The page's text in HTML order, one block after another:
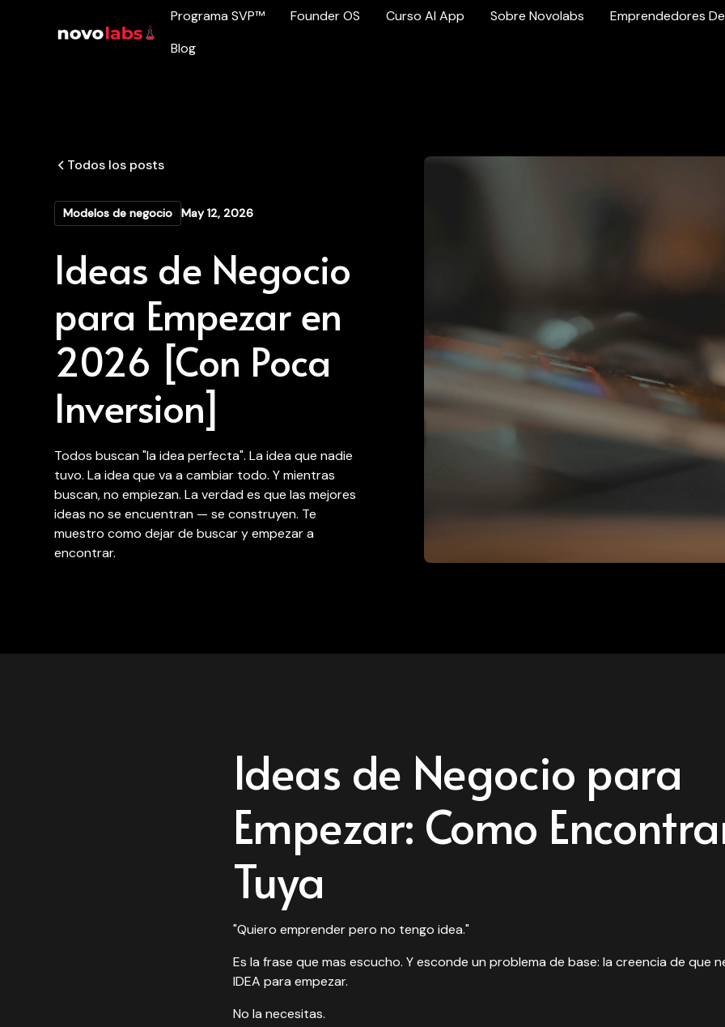
Programa SVP™ Founder OS Curso AI App Sobre Novolabs
Emprendedores
Blog
Todos los posts
Modelos de negocio May 12, 2026
Ideas de Negocio
para Empezar en
2026 [Con Poca
Inversion]
Todos buscan "la idea perfecta". La idea que nadie
tuvo. La idea que va a cambiar todo. Y mientras
buscan, no empiezan. La verdad es que las mejores
ideas no se encuentran — se construyen. Te
muestro como dejar de buscar y empezar a
encontrar.
Ideas de Negocio para
Empezar: Como
Tuya
"Quiero emprender pero no tengo idea."
Es la frase que mas escucho. Y esconde un problema de base: la creencia de que
IDEA para empezar.
No la necesitas.